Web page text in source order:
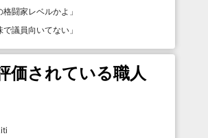
格闘家レベルかよ 」
で議員向いてない 」
価されている職人